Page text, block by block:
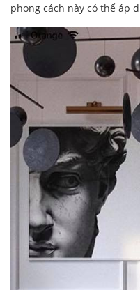
phong cách này có thể áp